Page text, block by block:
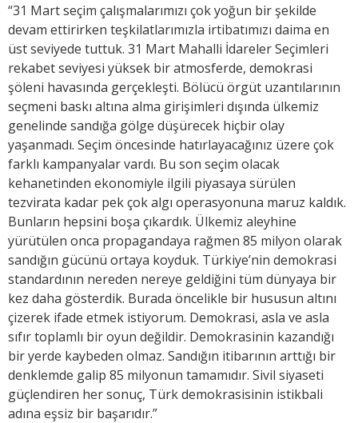
“31 Mart seçim çalışmalarımızı çok yoğun bir şekilde
devam ettirirken teşkilatlarımızla irtibatımızı daima en
üst seviyede tuttuk. 31 Mart Mahalli İdareler Seçimleri
rekabet seviyesi yüksek bir atmosferde, demokrasi
şöleni havasında gerçekleşti. Bölücü örgüt uzantılarının
seçmeni baskı altına alma girişimleri dışında ülkemiz
genelinde sandığa gölge düşürecek hiçbir olay
yaşanmadı. Seçim öncesinde hatırlayacağınız üzere çok
farklı kampanyalar vardı. Bu son seçim olacak
kehanetinden ekonomiyle ilgili piyasaya sürülen
tezvirata kadar pek çok algı operasyonuna maruz kaldık.
Bunların hepsini boşa çıkardık. Ülkemiz aleyhine
yürütülen onca propagandaya rağmen 85 milyon olarak
sandığın gücünü ortaya koyduk. Türkiye’nin demokrasi
standardının nereden nereye geldiğini tüm dünyaya bir
kez daha gösterdik. Burada öncelikle bir hususun altını
çizerek ifade etmek istiyorum. Demokrasi, asla ve asla
sıfır toplamlı bir oyun değildir. Demokrasinin kazandığı
bir yerde kaybeden olmaz. Sandığın itibarının arttığı bir
denklemde galip 85 milyonun tamamıdır. Sivil siyaseti
güçlendiren her sonuç, Türk demokrasisinin istikbali
adına eşsiz bir başarıdır.”